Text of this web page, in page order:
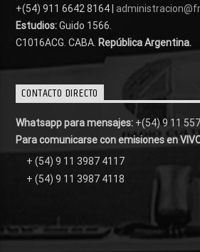
+(54) 911 6642 8164 |
Estudios:Guido 1566.
C1016ACG . CABA. República Argentina.
CONTACTO DIRECTO
Whatsapp para mensajes: +(54) 9 11
Para comunicarse con emisiones en
+ (54) 9 11 3987 4117
+ (54) 9 11 3987 4118